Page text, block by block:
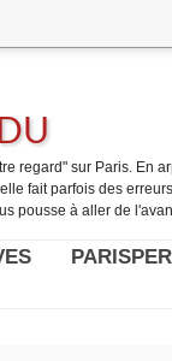
regard" sur Paris. En
fait parfois des
pousse à aller de